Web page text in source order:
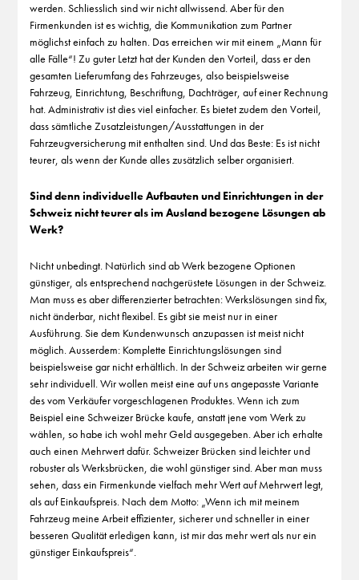
werden. Schliesslich sind wir nicht allwissend. Aber für den
Firmenkunden ist es wichtig, die Kommunikation zum Partner
möglichst einfach zu halten. Das erreichen wir mit einem „Mann für
alle Fälle“! Zu guter Letzt hat der Kunden den Vorteil, dass er den
gesamten Lieferumfang des Fahrzeuges, also beispielsweise
Fahrzeug, Einrichtung, Beschriftung, Dachträger, auf einer Rechnung
hat. Administrativ ist dies viel einfacher. Es bietet zudem den Vorteil,
dass sämtliche Zusatzleistungen/Ausstattungen in der
Fahrzeugversicherung mit enthalten sind. Und das Beste: Es ist nicht
teurer, als wenn der Kunde alles zusätzlich selber organisiert.
Sind denn individuelle Aufbauten und Einrichtungen in der
Schweiz nicht teurer als im Ausland bezogene Lösungen ab
Werk?
Nicht unbedingt. Natürlich sind ab Werk bezogene Optionen
günstiger, als entsprechend nachgerüstete Lösungen in der Schweiz.
Man muss es aber differenzierter betrachten: Werkslösungen sind fix,
nicht änderbar, nicht flexibel. Es gibt sie meist nur in einer
Ausführung. Sie dem Kundenwunsch anzupassen ist meist nicht
möglich. Ausserdem: Komplette Einrichtungslösungen sind
beispielsweise gar nicht erhältlich. In der Schweiz arbeiten wir gerne
sehr individuell. Wir wollen meist eine auf uns angepasste Variante
des vom Verkäufer vorgeschlagenen Produktes. Wenn ich zum
Beispiel eine Schweizer Brücke kaufe, anstatt jene vom Werk zu
wählen, so habe ich wohl mehr Geld ausgegeben. Aber ich erhalte
auch einen Mehrwert dafür. Schweizer Brücken sind leichter und
robuster als Werksbrücken, die wohl günstiger sind. Aber man muss
sehen, dass ein Firmenkunde vielfach mehr Wert auf Mehrwert legt,
als auf Einkaufspreis. Nach dem Motto: „Wenn ich mit meinem
Fahrzeug meine Arbeit effizienter, sicherer und schneller in einer
besseren Qualität erledigen kann, ist mir das mehr wert als nur ein
günstiger Einkaufspreis“.